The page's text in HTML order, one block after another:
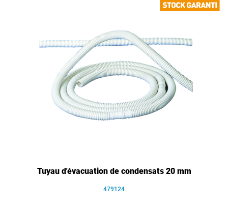
Tuyau d'évacuation de condensats 20 mm
479124